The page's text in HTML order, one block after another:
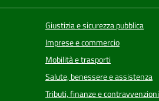
Giustizia e sicurezza pubblica
Imprese e commercio
Mobilità e trasporti
Salute, benessere e assistenza
Tributi, finanze e contravvenzioni